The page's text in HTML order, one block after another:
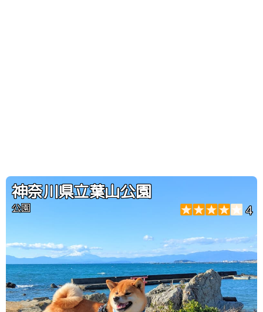
神奈川県立葉山公園
公園 4